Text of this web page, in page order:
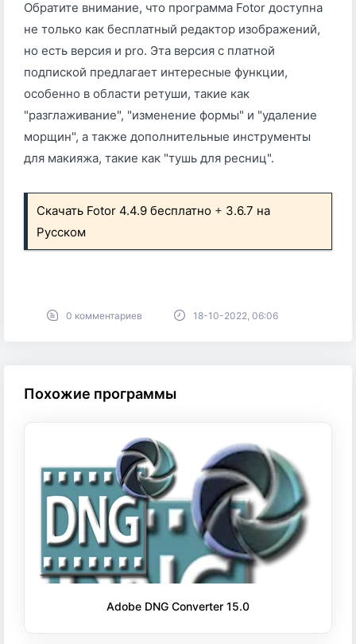
Обратите внимание, что программа Fotor доступна
не только как бесплатный редактор изображений,
но есть версия и pro. Эта версия с платной
подпиской предлагает интересные функции,
особенно в области ретуши, такие как
"разглаживание", "изменение формы" и "удаление
морщин", а также дополнительные инструменты
для макияжа, такие как "тушь для ресниц".
Скачать Fotor 4.4.9 бесплатно + 3.6.7 на
Русском
0 комментариев 18-10-2022, 06:06
Похожие программы
Adobe DNG Converter 15.0